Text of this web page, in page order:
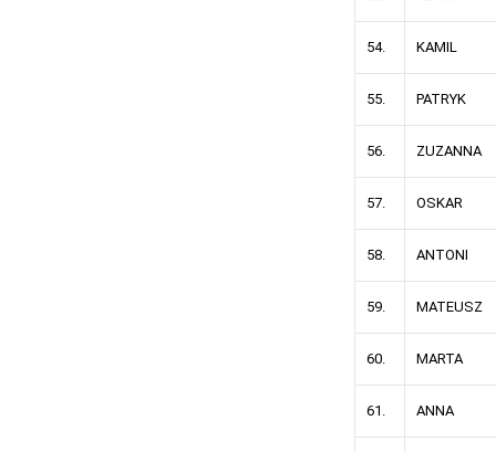
54. KAMIL
55. PATRYK
56. ZUZANNA
57. OSKAR
58. ANTONI
59. MATEUSZ
60. MARTA
61. ANNA